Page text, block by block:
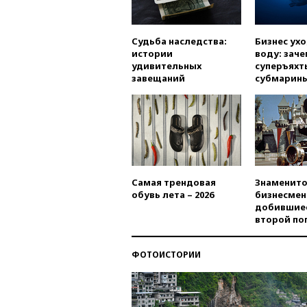
Судьба наследства:
истории
удивительных
завещаний
Бизнес
воду:
Самая трендовая
обувь лета – 2026
второй
ФОТОИСТОРИИ